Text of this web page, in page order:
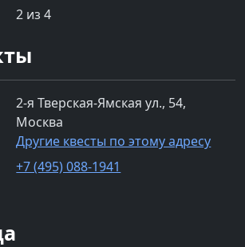
2 из 4
2-я Тверская-Ямская ул., 54,
Москва
Другие квесты по этому адресу
+7 (495) 088-1941